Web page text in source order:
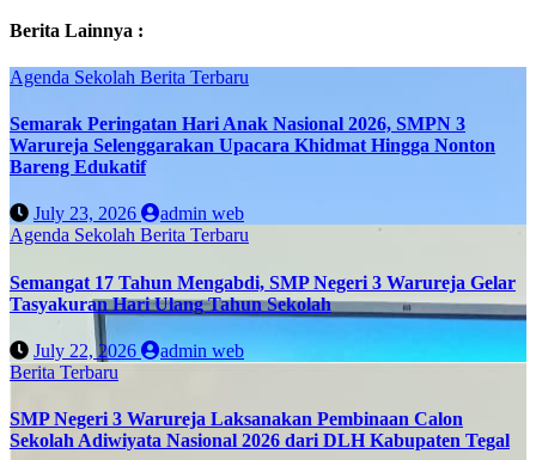
Berita Lainnya :
Agenda Sekolah Berita Terbaru
Semarak Peringatan Hari Anak Nasional 2026, SMPN 3
Warureja Selenggarakan Upacara Khidmat Hingga Nonton
Bareng Edukatif
July 23, 2026
admin web
Agenda Sekolah Berita Terbaru
Semangat 17 Tahun Mengabdi, SMP Negeri 3 Warureja Gelar
Tasyakuran Hari Ulang Tahun Sekolah
July 22, 2026
admin web
Berita Terbaru
SMP Negeri 3 Warureja Laksanakan Pembinaan Calon
Sekolah Adiwiyata Nasional 2026 dari DLH Kabupaten Tegal